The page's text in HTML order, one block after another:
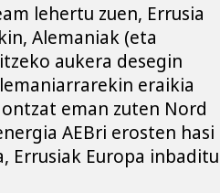
lehertu zuen, Errusia
Alemaniak (eta
aukera desegin
eraikia
eman zuten Nord
AEBri erosten hasi
Errusiak Europa inbaditu